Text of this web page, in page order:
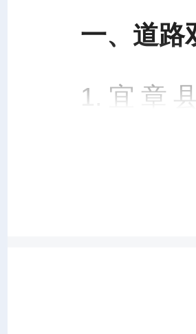
一、道路
1.宜章
K156+80M
霄村）区间